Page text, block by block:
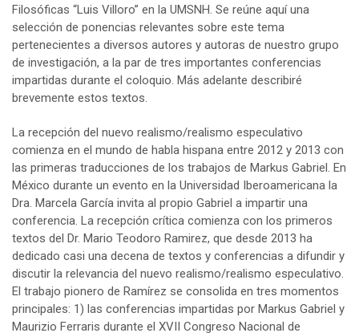
Filosóficas “Luis Villoro” en la UMSNH. Se reúne aquí una
selección de ponencias relevantes sobre este tema
pertenecientes a diversos autores y autoras de nuestro grupo
de investigación, a la par de tres importantes conferencias
impartidas durante el coloquio. Más adelante describiré
brevemente estos textos.
La recepción del nuevo realismo/realismo especulativo
comienza en el mundo de habla hispana entre 2012 y 2013 con
las primeras traducciones de los trabajos de Markus Gabriel. En
México durante un evento en la Universidad Iberoamericana la
Dra. Marcela García invita al propio Gabriel a impartir una
conferencia. La recepción crítica comienza con los primeros
textos del Dr. Mario Teodoro Ramirez, que desde 2013 ha
dedicado casi una decena de textos y conferencias a difundir y
discutir la relevancia del nuevo realismo/realismo especulativo.
El trabajo pionero de Ramírez se consolida en tres momentos
principales: 1) las conferencias impartidas por Markus Gabriel y
Maurizio Ferraris durante el XVII Congreso Nacional de